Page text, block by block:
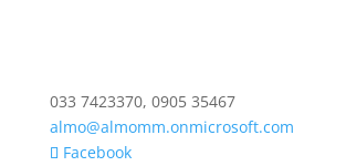
033 7423370, 0905 35467
almo@almomm.onmicrosoft.com
Facebook